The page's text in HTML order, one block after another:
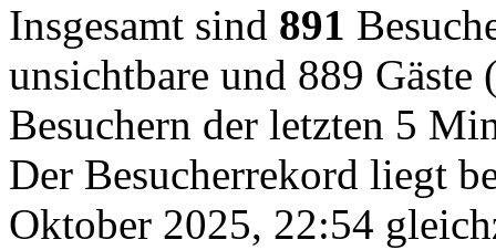
Insgesamt sind 891
unsichtbare und 889 Gäste
Besuchern der letzten 5
Der Besucherrekord liegt
Oktober 2025, 22:54